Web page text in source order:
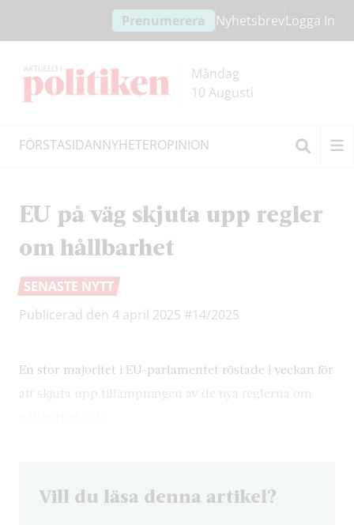
innehållet
headern
Prenumerera NyhetsbrevLogga In
Måndag
10 Augusti
FÖRSTASIDANNYHETEROPINION
EU på väg skjuta upp regler
om hållbarhet
SENASTE NYTT
Publicerad den 4 april 2025 #14/2025
En stor majoritet i EU-parlamentet röstade i veckan för
att skjuta upp tillämpningen av de nya reglerna om
Vill du läsa denna artikel?